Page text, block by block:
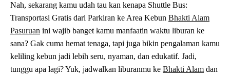
Nah, sekarang kamu udah tau kan kenapa Shuttle Bus:
Transportasi Gratis dari Parkiran ke Area Kebun Bhakti Alam
Pasuruan ini wajib banget kamu manfaatin waktu liburan ke
sana? Gak cuma hemat tenaga, tapi juga bikin pengalaman kamu
keliling kebun jadi lebih seru, nyaman, dan edukatif. Jadi,
tunggu apa lagi? Yuk, jadwalkan liburanmu ke Bhakti Alam dan